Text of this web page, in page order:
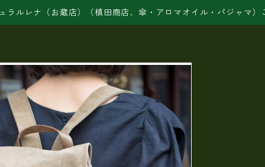
ラルレナ（お蔵店）（槙田商店、傘・アロマオイル・パジャマ）